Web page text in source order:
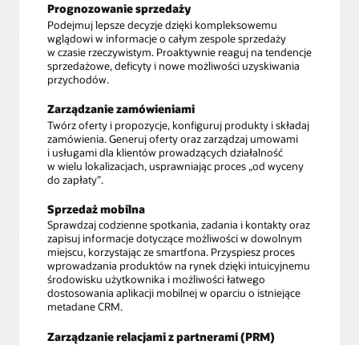
Prognozowanie sprzedaży
Podejmuj lepsze decyzje dzięki kompleksowemu
wglądowi w informacje o całym zespole sprzedaży
w czasie rzeczywistym. Proaktywnie reaguj na tendencje
sprzedażowe, deficyty i nowe możliwości uzyskiwania
przychodów.
Zarządzanie zamówieniami
Twórz oferty i propozycje, konfiguruj produkty i składaj
zamówienia. Generuj oferty oraz zarządzaj umowami
i usługami dla klientów prowadzących działalność
w wielu lokalizacjach, usprawniając proces „od wyceny
do zapłaty”.
Sprzedaż mobilna
Sprawdzaj codzienne spotkania, zadania i kontakty oraz
zapisuj informacje dotyczące możliwości w dowolnym
miejscu, korzystając ze smartfona. Przyspiesz proces
wprowadzania produktów na rynek dzięki intuicyjnemu
środowisku użytkownika i możliwości łatwego
dostosowania aplikacji mobilnej w oparciu o istniejące
metadane CRM.
Zarządzanie relacjami z partnerami (PRM)